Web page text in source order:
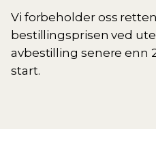
Vi forbeholder oss
bestillingsprisen ved
avbestilling senere enn
start.